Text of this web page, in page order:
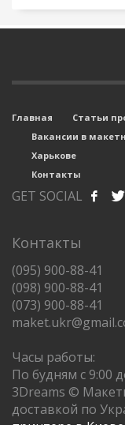
Главная
Статьи
Вакансии в
Харькове
Контакты
GET SOCIAL
Контакты
(095) 900-88-41
(098) 900-88-41
(073) 900-88-41
Часы работы:
По будням с 9:00
3Dreams ©
доставкой по